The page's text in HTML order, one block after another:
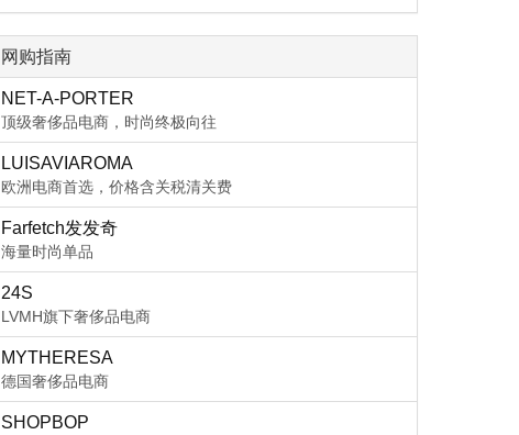
网购指南
NET-A-PORTER
顶级奢侈品电商，时尚终极向往
LUISAVIAROMA
欧洲电商首选，价格含关税清关费
Farfetch发发奇
海量时尚单品
24S
LVMH旗下奢侈品电商
MYTHERESA
德国奢侈品电商
SHOPBOP